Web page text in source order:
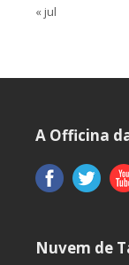
« jul
A Officina
Nuvem de